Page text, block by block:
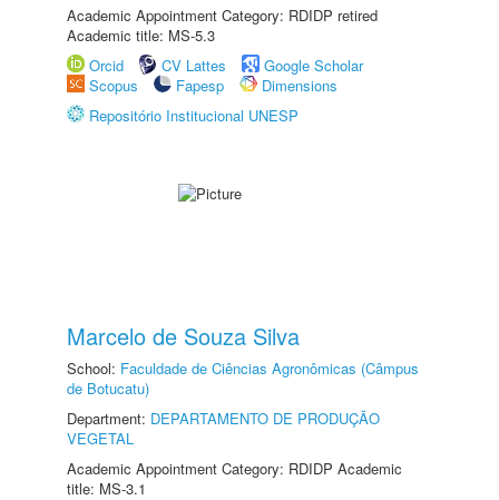
Academic Appointment Category: RDIDP retired
Academic title: MS-5.3
Orcid
CV Lattes
Google Scholar
Scopus
Fapesp
Dimensions
Repositório Institucional UNESP
Marcelo de Souza Silva
School: Faculdade de Ciências Agronômicas (Câmpus
de Botucatu)
Department: DEPARTAMENTO DE PRODUÇÃO
VEGETAL
Academic Appointment Category: RDIDP Academic
title: MS-3.1